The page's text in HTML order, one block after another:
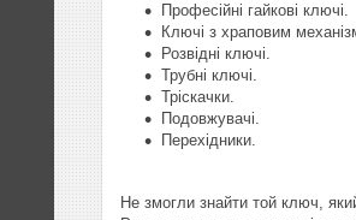
Професійні гайкові ключі.
Ключі з храповим
Розвідні ключі.
Трубні ключі.
Тріскачки.
Подовжувачі.
Перехідники.
Не змогли знайти той ключ,